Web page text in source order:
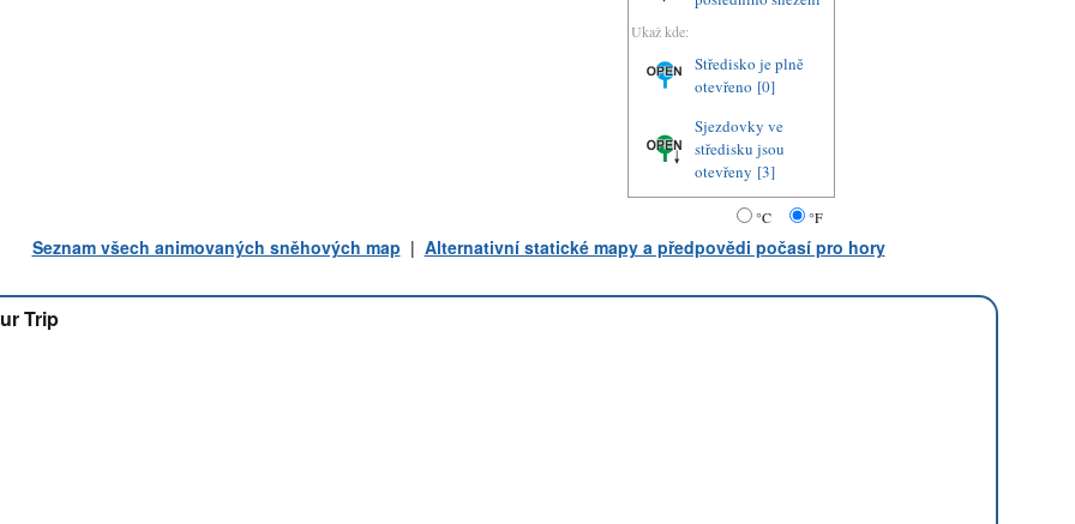
Ukaž kde:
Středisko je plně
otevřeno [0]
Sjezdovky ve
středisku jsou
otevřeny [3]
°C °F
Seznam všech animovaných sněhových map | Alternativní statické mapy a předpovědi počasí pro hory
Trip